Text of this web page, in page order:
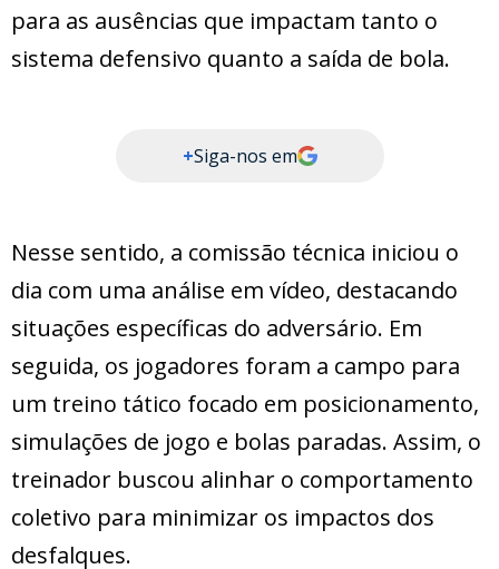
para as ausências que impactam tanto o
sistema defensivo quanto a saída de bola.
+Siga-nos em
Nesse sentido, a comissão técnica iniciou o
dia com uma análise em vídeo, destacando
situações específicas do adversário. Em
seguida, os jogadores foram a campo para
um treino tático focado em posicionamento,
simulações de jogo e bolas paradas. Assim, o
treinador buscou alinhar o comportamento
coletivo para minimizar os impactos dos
desfalques.